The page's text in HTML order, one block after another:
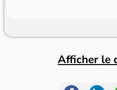
Afficher le